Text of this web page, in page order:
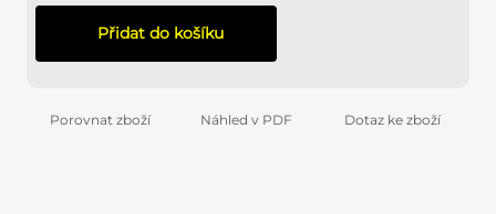
Přidat do košíku
Porovnat zboží Náhled v PDF Dotaz ke zboží